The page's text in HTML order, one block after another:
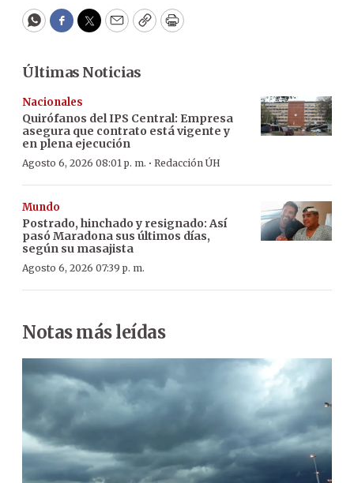
WhatsApp
Facebook
Twitter
EmailCopyPrint
Últimas Noticias
Nacionales
Quirófanos del IPS Central: Empresa
asegura que contrato está vigente y
en plena ejecución
Agosto 6, 2026 08:01 p. m. · Redacción ÚH
Mundo
Postrado, hinchado y resignado: Así
pasó Maradona sus últimos días,
según su masajista
Agosto 6, 2026 07:39 p. m.
Notas más leídas